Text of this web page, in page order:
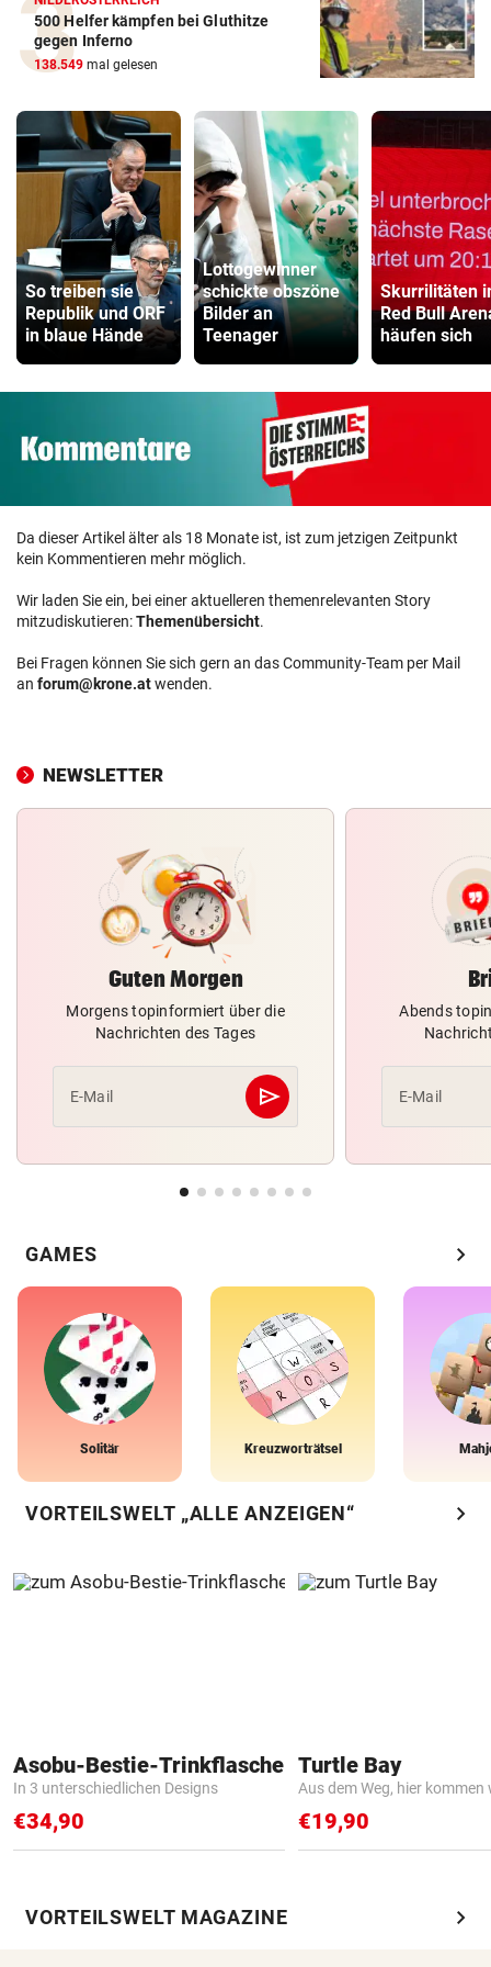
500 Helfer kämpfen bei Gluthitze
gegen Inferno
138.549 mal gelesen
So treiben sie
Republik und ORF
in blaue Hände
Lottogewinner
schickte obszöne
Bilder an
Teenager
Skurrilitäten
Red Bull
häufen sich
Da dieser Artikel älter als 18 Monate ist, ist zum jetzigen Zeitpunkt
kein Kommentieren mehr möglich.
Wir laden Sie ein, bei einer aktuelleren themenrelevanten Story
mitzudiskutieren:Themenübersicht.
Bei Fragen können Sie sich gern an das Community-Team per Mail
an forum@krone.atwenden.
NEWSLETTER
Guten Morgen
Morgens topinformiert über die
Nachrichten des Tages
E-Mail send
Abschicken
Abends
E-Mail
GAMES chevron_right
Solitär Kreuzworträtsel
VORTEILSWELT „ALLE ANZEIGEN“ chevron_right
Asobu-Bestie-Trinkflasche
In 3 unterschiedlichen Designs
€34,90
Turtle Bay
Aus dem Weg, hier kommen
€19,90
VORTEILSWELT MAGAZINE chevron_right